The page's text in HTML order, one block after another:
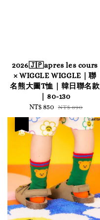
2026🇯🇵apres les cours
× WIGGLE WIGGLE｜聯
名熊大圖T恤｜韓日聯名款
｜80-130
Sale
price
NT$ 850 Regular
price
NT$ 890